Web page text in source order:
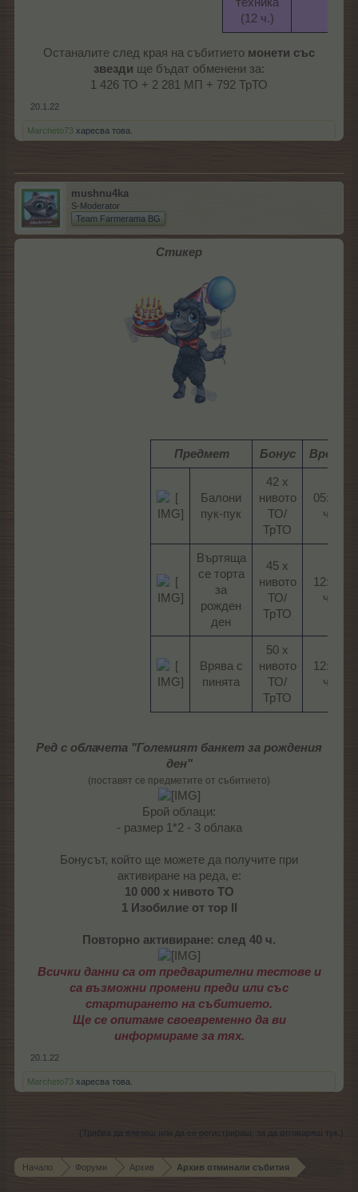
(12 ч.)​
Останалите след края на събитието монети със
звезди ще бъдат обменени за:
1 426 ТО + 2 281 МП + 792 ТрТО​
20.1.22
Marcheto73 харесва това.
mushnu4ka
S-Moderator
Team Farmerama BG
Стикер
Предмет Бонус Време
Балони
пук-пук​
42 х
нивото
ТО/
ТрТО​
05:00
ч.​
Въртяща
се торта
за
рожден
ден​
45 х
нивото
ТО/
ТрТО​
12:00
ч.​
Врява с
пинята​
50 х
нивото
ТО/
ТрТО​
12:00
ч.​
Ред с облачета "Големият банкет за рождения
ден"
(поставят се предметите от събитието)
Брой облаци:
- размер 1*2 - 3 облака
Бонусът, който ще можете да получите при
активиране на реда, е:
10 000 х нивото ТО
1 Изобилие от тор II
Повторно активиране: след 40 ч.
Всички данни са от предварителни тестове и
са възможни промени преди или със
стартирането на събитието.
Ще се опитаме своевременно да ви
информираме за тях.
20.1.22
Marcheto73 харесва това.
(Трябва да влезеш или да се регистрираш, за да отговаряш тук.)
Начало Форуми Архив Архив отминали събития